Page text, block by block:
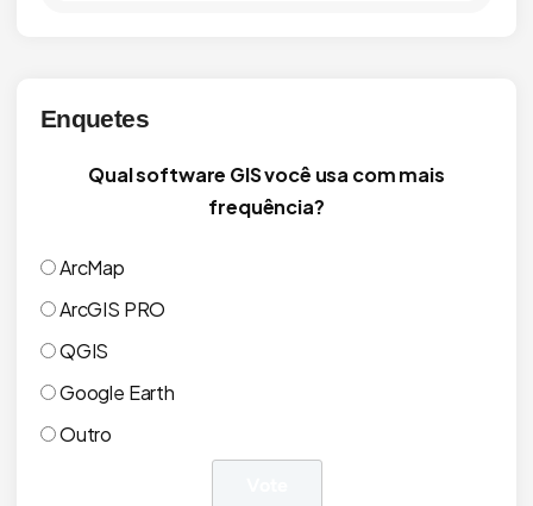
Enquetes
Qual software GIS você usa com mais
frequência?
ArcMap
ArcGIS PRO
QGIS
Google Earth
Outro